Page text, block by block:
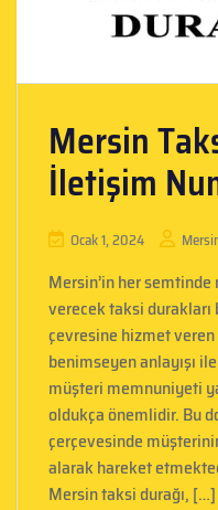
Mersin
İletişim
Ocak 1, 2024
Mersin’in her
verecek taksi
çevresine hizmet
benimseyen anlayışı
müşteri memnuniyeti
oldukça önemlidir. Bu
çerçevesinde
alarak hareket
Mersin taksi durağı, […]